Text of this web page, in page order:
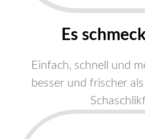
​Es
Einfach, schnell und
besser und frischer